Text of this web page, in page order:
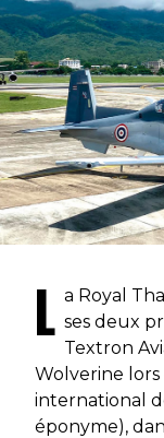
L a Royal
ses deux
Textron
Wolverine lors
international
éponyme),